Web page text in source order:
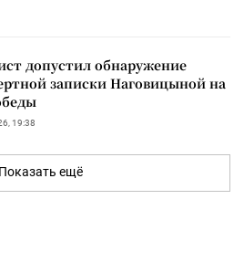
допустил обнаружение
записки Наговицыной на
19:38
Показать ещё